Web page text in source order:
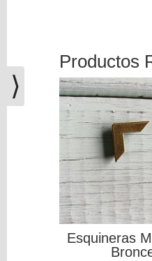
carrito
compra
está
vacío
Redes
Sociales
Instagram
Productos
Esquineras
⟩